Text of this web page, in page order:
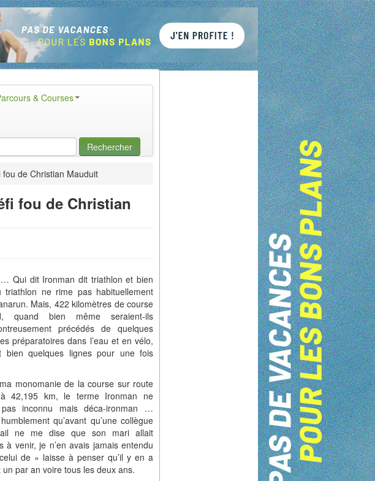
& Courses
Rechercher
de Christian Mauduit
fou de Christian
Qui dit Ironman dit triathlon et bien
triathlon ne rime pas habituellement
Mais, 422 kilomètres de course
quand bien même seraient-ils
précédés de quelques
préparatoires dans l’eau et en vélo,
bien quelques lignes pour une fois
monomanie de la course sur route
42,195 km, le terme Ironman ne
pas inconnu mais déca-ironman …
qu’avant qu’une collègue
ne me dise que son mari allait
à venir, je n’en avais jamais entendu
de » laisse à penser qu’il y en a
un par an voire tous les deux ans.